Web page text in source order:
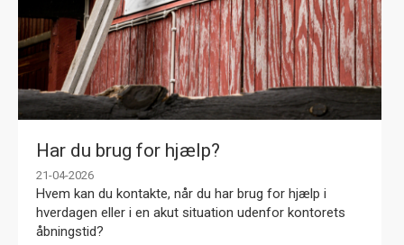
Har du brug for hjælp?
21-04-2026
Hvem kan du kontakte, når du har brug for hjælp i
hverdagen eller i en akut situation udenfor kontorets
åbningstid?